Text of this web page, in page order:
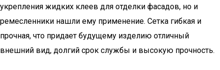
укрепления жидких клеев для отделки фасадов, но и
ремесленники нашли ему применение. Сетка гибкая и
прочная, что придает будущему изделию отличный
внешний вид, долгий срок службы и высокую прочность.